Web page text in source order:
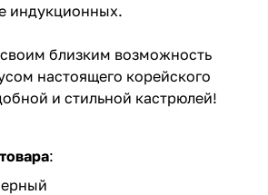
индукционных.
близким возможность
настоящего корейского
и стильной кастрюлей!
: